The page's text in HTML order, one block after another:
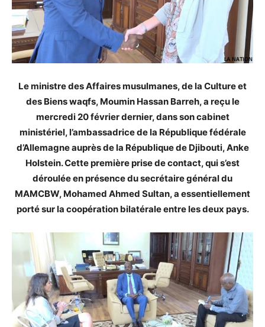
Le ministre des Affaires musulmanes, de la Culture et
des Biens waqfs, Moumin Hassan Barreh, a reçu le
mercredi 20 février dernier, dans son cabinet
ministériel, l’ambassadrice de la République fédérale
d’Allemagne auprès de la République de Djibouti, Anke
Holstein. Cette première prise de contact, qui s’est
déroulée en présence du secrétaire général du
MAMCBW, Mohamed Ahmed Sultan, a essentiellement
porté sur la coopération bilatérale entre les deux pays.